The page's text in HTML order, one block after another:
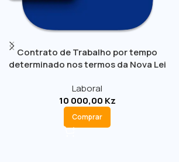
Contrato de Trabalho por tempo
determinado nos termos da Nova Lei
Laboral
10 000,00 Kz
Comprar